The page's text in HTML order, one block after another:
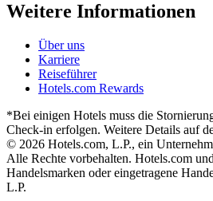
Weitere Informationen
Über uns
Karriere
Reiseführer
Hotels.com Rewards
*Bei einigen Hotels muss die
Check-in erfolgen. Weitere Details auf
© 2026 Hotels.com, L.P., ein
Alle Rechte vorbehalten. Hotels.com
Handelsmarken oder eingetragene
L.P.